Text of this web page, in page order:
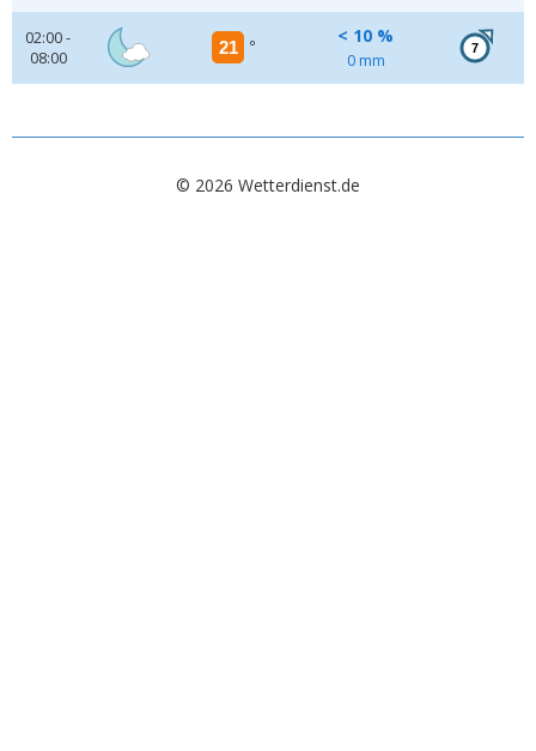
02:00 -
08:00
21 °
< 10 %
0 mm
7
© 2026 Wetterdienst.de